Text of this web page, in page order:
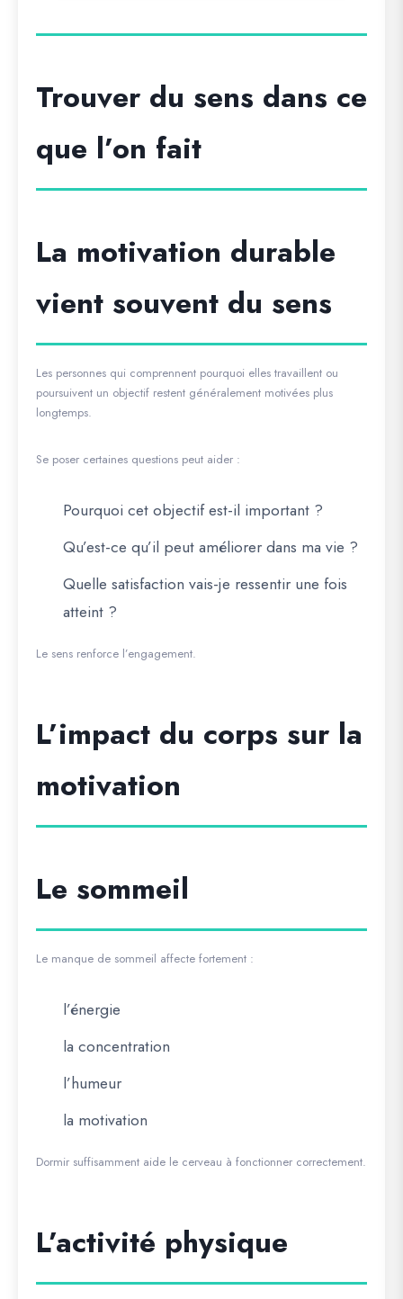
Trouver du sens dans ce
que l’on fait
La motivation durable
vient souvent du sens
Les personnes qui comprennent pourquoi elles travaillent ou
poursuivent un objectif restent généralement motivées plus
longtemps.
Se poser certaines questions peut aider :
Pourquoi cet objectif est-il important ?
Qu’est-ce qu’il peut améliorer dans ma vie ?
Quelle satisfaction vais-je ressentir une fois
atteint ?
Le sens renforce l’engagement.
L’impact du corps sur la
motivation
Le sommeil
Le manque de sommeil affecte fortement :
l’énergie
la concentration
l’humeur
la motivation
Dormir suffisamment aide le cerveau à fonctionner correctement.
L’activité physique